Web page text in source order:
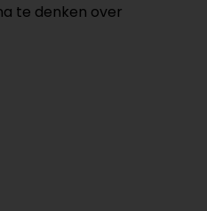
te denken over